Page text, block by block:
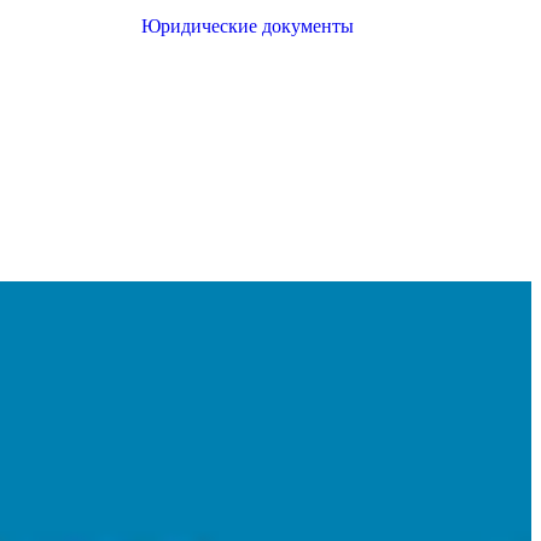
Юридические документы